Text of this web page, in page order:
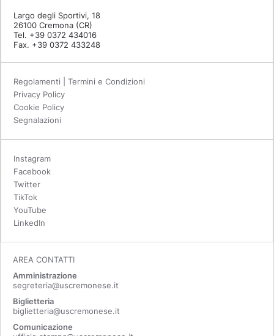
Largo degli Sportivi, 18
26100 Cremona (CR)
Tel. +39 0372 434016
Fax. +39 0372 433248
Regolamenti | Termini e Condizioni
Privacy Policy
Cookie Policy
Segnalazioni
Instagram
Facebook
Twitter
TikTok
YouTube
LinkedIn
AREA CONTATTI
Amministrazione
segreteria@uscremonese.it
Biglietteria
biglietteria@uscremonese.it
Comunicazione